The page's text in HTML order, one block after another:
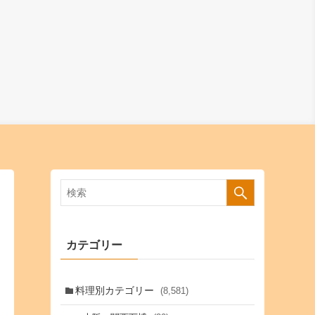
カテゴリー
料理別カテゴリー (8,581)